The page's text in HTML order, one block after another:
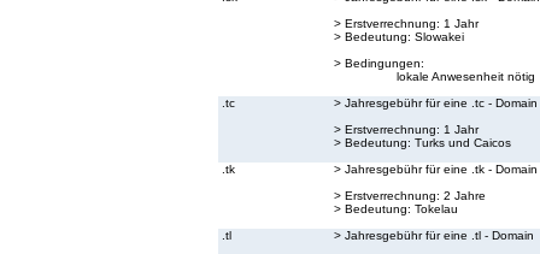
> Erstverrechnung: 1 Jahr
> Bedeutung: Slowakei
> Bedingungen:
lokale Anwesenheit nötig
.tc
> Jahresgebühr für eine .tc - Domain
> Erstverrechnung: 1 Jahr
> Bedeutung: Turks und Caicos
.tk
> Jahresgebühr für eine .tk - Domain
> Erstverrechnung: 2 Jahre
> Bedeutung: Tokelau
.tl
> Jahresgebühr für eine .tl - Domain